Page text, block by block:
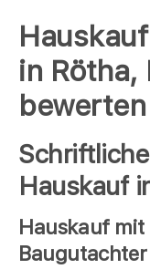
Hauskauf
in Rötha,
bewerten
Hauskauf
Hauskauf